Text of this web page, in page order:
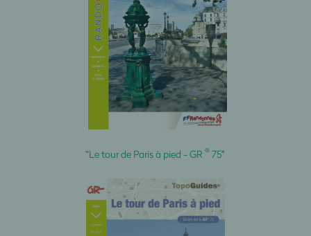
“Le tour de Paris à pied - GR ®75"